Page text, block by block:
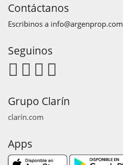
Contáctanos
Escribinos a info@argenprop.com
Seguinos
Grupo Clarín
clarín.com
Apps